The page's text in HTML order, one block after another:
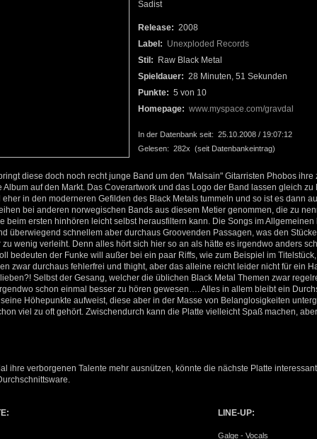
Sadist
Release: 2008
Label: Unexploded Records
Stil: Raw Black Metal
Spieldauer: 28 Minuten, 51 Sekunden
Punkte: 5 von 10
Homepage: www.myspace.com/gravdal
In der Datenbank seit: 25.10.2008 / 19:07:12
Gelesen: 282x (seit Datenbankeintrag)
diese doch noch recht junge Band um den "Malsain" Gitarristen Phobos
Album auf den Markt. Das Coverartwork und das Logo der Band lassen gleich
eher in den moderneren Gefilden des Black Metals tummeln und so ist es dann
bei anderen norwegischen Bands aus diesem Metier genommen, die zu
beim ersten hinhören leicht selbst herausfiltern kann. Die Songs im
überwiegend schnellem aber durchaus Groovenden Passagen, was den
wenig verleiht. Denn alles hört sich hier so an als hätte es irgendwo anders
bedeuten der Funke will außer bei ein paar Riffs, wie zum Beispiel im
zwar durchaus fehlerfrei und thight, aber das alleine reicht leider nicht für ein
Selbst der Gesang, welcher die üblichen Black Metal Themen zwar
schon einmal besser zu hören gewesen…. Alles in allem bleibt ein
Höhepunkte aufweist, diese aber in der Masse von Belanglosigkeiten
viel zu oft gehört. Zwischendurch kann die Platte vielleicht Spaß machen,
ihre verborgenen Talente mehr ausnützen, könnte die nächste Platte
LINE-UP:
Galge - Vocals